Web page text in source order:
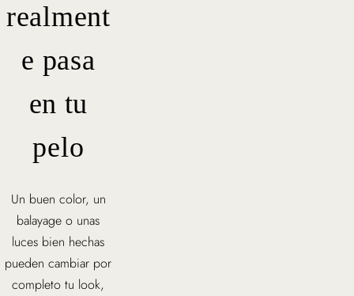
realment
e pasa
en tu
pelo
Un buen color, un
balayage o unas
luces bien hechas
pueden cambiar por
completo tu look,